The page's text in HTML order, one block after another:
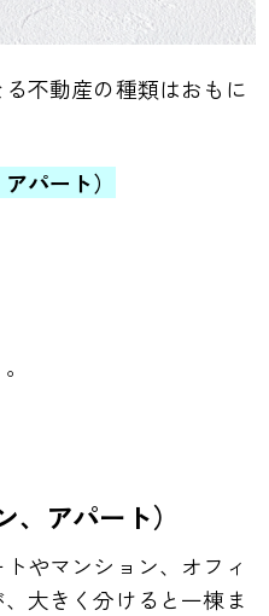
不動産の種類はおもに
パート）
アパート）
やマンション、オフィ
大きく分けると一棟ま